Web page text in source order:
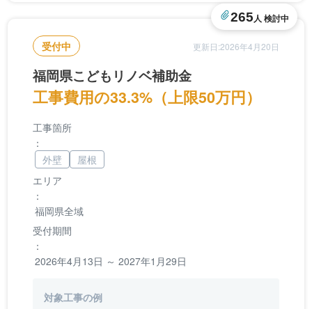
受付中 更新日:2026年4月20日
福岡県こどもリノベ補助金
工事費用の33.3%（上限50万円）
265人 検討中
エリア
：
福岡県全域
受付期間
：
2026年4月13日 ～ 2027年1月29日
工事箇所
：
外壁
屋根
対象工事の例